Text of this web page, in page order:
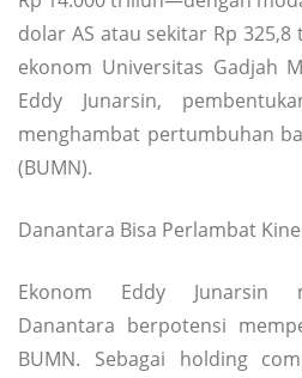
dolar AS atau sekitar Rp
ekonom Universitas Gadjah
Eddy Junarsin,
menghambat pertumbuhan
(BUMN).
Danantara Bisa Perlambat
Ekonom Eddy Junarsin
Danantara berpotensi
BUMN. Sebagai holding